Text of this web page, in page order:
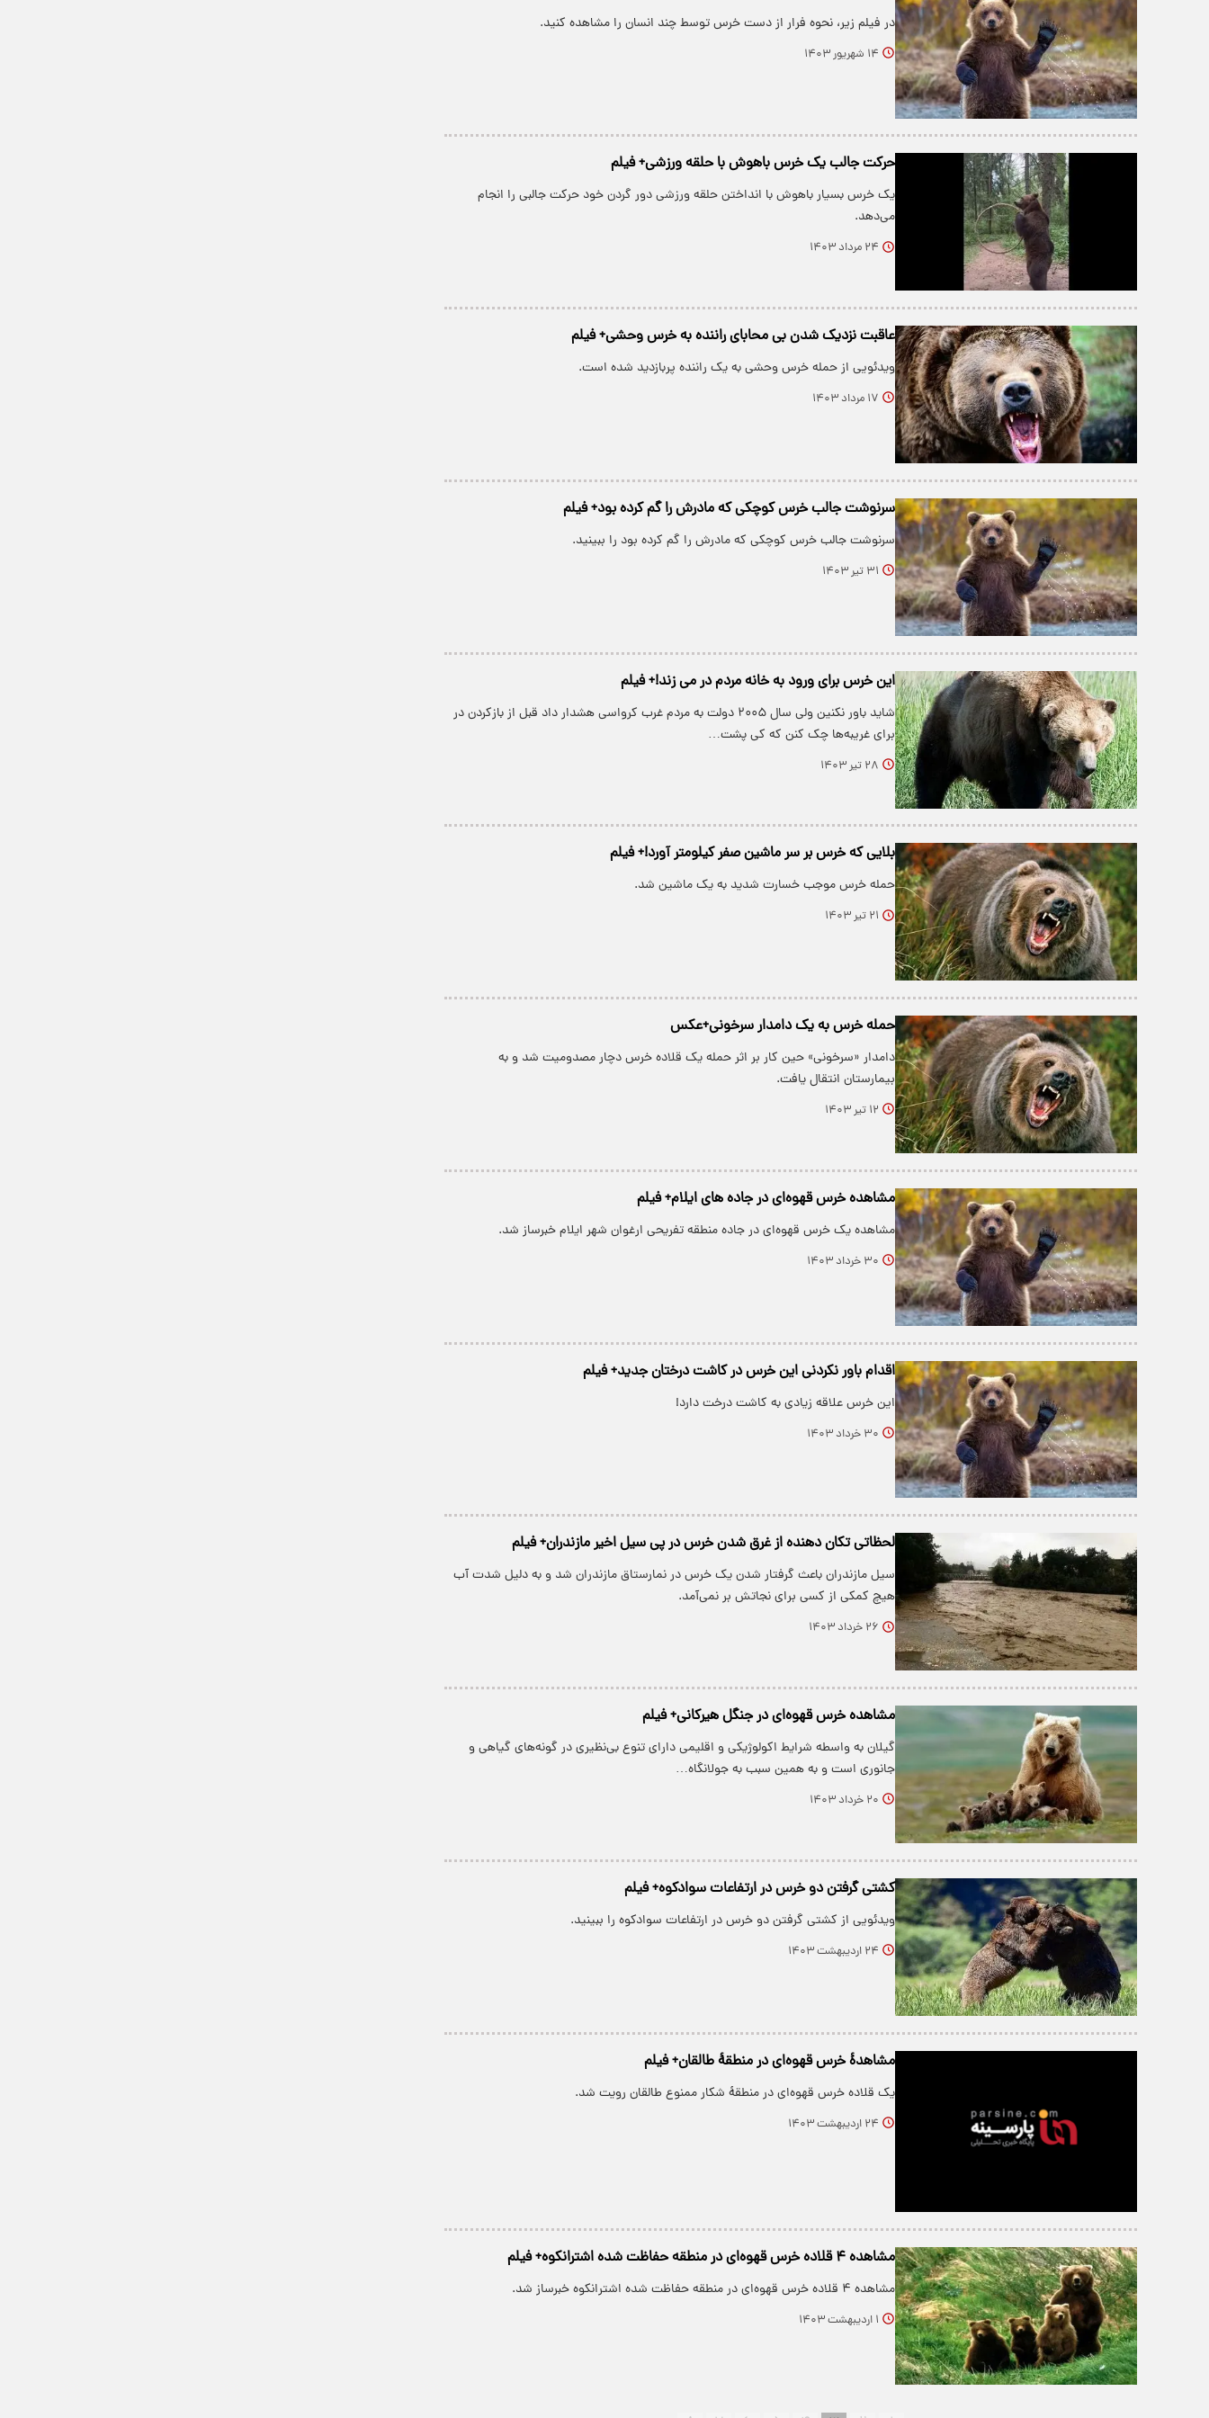
در فیلم زیر، نحوه فرار از دست خرس توسط چند انسان را مشاهده کنید.
۱۴ شهریور ۱۴۰۳
حرکت جالب یک خرس باهوش با حلقه ورزشی+ فیلم
یک خرس بسیار باهوش با انداختن حلقه ورزشی دور گردن خود حرکت جالبی را انجام
می‌دهد.
۲۴ مرداد ۱۴۰۳
عاقبت نزدیک شدن بی محابای راننده به خرس وحشی+ فیلم
ویدئویی از حمله خرس وحشی به یک راننده پربازدید شده است.
۱۷ مرداد ۱۴۰۳
سرنوشت جالب خرس کوچکی که مادرش را گم کرده بود+ فیلم
سرنوشت جالب خرس کوچکی که مادرش را گم کرده بود را ببینید.
۳۱ تیر ۱۴۰۳
این خرس برای ورود به خانه مردم در می زند!+ فیلم
شاید باور نکنین ولی سال ۲۰۰۵ دولت به مردم غرب کرواسی هشدار داد قبل از بازکردن در
برای غریبه‌ها چک کنن که کی پشت…
۲۸ تیر ۱۴۰۳
بلایی که خرس بر سر ماشین صفر کیلومتر آورد!+ فیلم
حمله خرس موجب خسارت شدید به یک ماشین شد.
۲۱ تیر ۱۴۰۳
حمله خرس به یک دامدار سرخونی+عکس
دامدار «سرخونی» حین کار بر اثر حمله یک قلاده خرس دچار مصدومیت شد و به
بیمارستان انتقال یافت.
۱۲ تیر ۱۴۰۳
مشاهده خرس قهوه‌ای در جاده های ایلام+ فیلم
مشاهده یک خرس قهوه‌ای در جاده منطقه تفریحی ارغوان شهر ایلام خبرساز شد.
۳۰ خرداد ۱۴۰۳
اقدام باور نکردنی این خرس در کاشت درختان جدید+ فیلم
این خرس علاقه زیادی به کاشت درخت دارد!
۳۰ خرداد ۱۴۰۳
لحظاتی تکان دهنده از غرق شدن خرس در پی سیل اخیر مازندران+ فیلم
سیل مازندران باعث گرفتار شدن یک خرس در نمارستاق مازندران شد و به دلیل شدت آب
هیچ کمکی از کسی برای نجاتش بر نمی‌آمد.
۲۶ خرداد ۱۴۰۳
مشاهده خرس قهوه‌ای در جنگل هیرکانی+ فیلم
گیلان به واسطه شرایط اکولوژیکی و اقلیمی دارای تنوع بی‌نظیری در گونه‌های گیاهی و
جانوری است و به همین سبب به جولانگاه…
۲۰ خرداد ۱۴۰۳
کشتی گرفتن دو خرس در ارتفاعات سوادکوه+ فیلم
ویدئویی از کشتی گرفتن دو خرس در ارتفاعات سوادکوه را ببینید.
۲۴ اردیبهشت ۱۴۰۳
مشاهدۀ خرس قهوه‌ای در منطقۀ طالقان+ فیلم
یک قلاده خرس قهوه‌ای در منطقۀ شکار ممنوع طالقان رویت شد.
۲۴ اردیبهشت ۱۴۰۳
مشاهده ۴ قلاده خرس قهوه‌ای در منطقه حفاظت شده اشترانکوه+ فیلم
مشاهده ۴ قلاده خرس قهوه‌ای در منطقه حفاظت شده اشترانکوه خبرساز شد.
۱ اردیبهشت ۱۴۰۳